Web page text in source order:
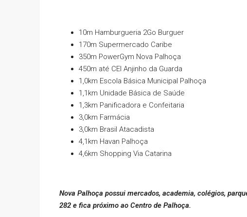
10m Hamburgueria 2Go Burguer
170m Supermercado Caribe
350m PowerGym Nova Palhoça
450m até CEI Anjinho da Guarda
1,0km Escola Básica Municipal Palhoça
1,1km Unidade Básica de Saúde
1,3km Panificadora e Confeitaria
3,0km Farmácia
3,0km Brasil Atacadista
4,1km Havan Palhoça
4,6km Shopping Via Catarina
Nova Palhoça possui mercados, academia, colégios,
282 e fica próximo ao Centro de Palhoça.